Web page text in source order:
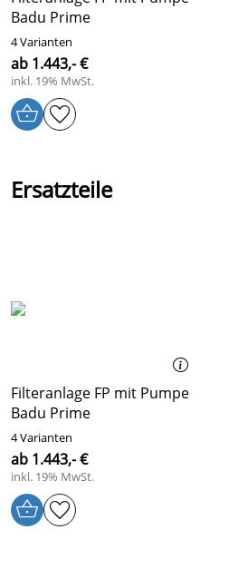
Badu Prime
4 Varianten
ab 1.443,- €
inkl. 19% MwSt.
Ersatzteile
Filteranlage FP mit Pumpe
Badu Prime
4 Varianten
ab 1.443,- €
inkl. 19% MwSt.